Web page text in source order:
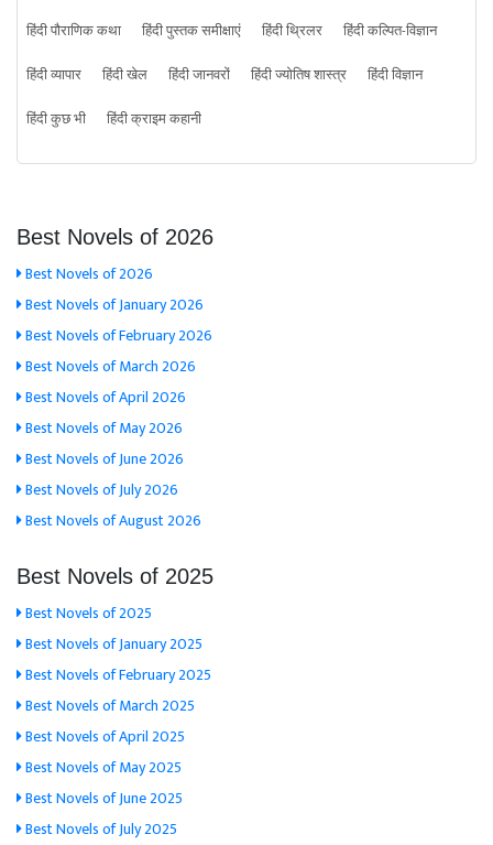
हिंदी पौराणिक कथा
हिंदी पुस्तक समीक्षाएं हिंदी थ्रिलर
हिंदी कल्पित-विज्ञान
हिंदी व्यापार
हिंदी खेल हिंदी जानवरों हिंदी ज्योतिष शास्त्र
हिंदी विज्ञान
हिंदी कुछ भी
हिंदी क्राइम कहानी
Best Novels of 2026
Best Novels of 2026
Best Novels of January 2026
Best Novels of February 2026
Best Novels of March 2026
Best Novels of April 2026
Best Novels of May 2026
Best Novels of June 2026
Best Novels of July 2026
Best Novels of August 2026
Best Novels of 2025
Best Novels of 2025
Best Novels of January 2025
Best Novels of February 2025
Best Novels of March 2025
Best Novels of April 2025
Best Novels of May 2025
Best Novels of June 2025
Best Novels of July 2025